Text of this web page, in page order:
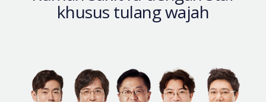
khusus tulang wajah